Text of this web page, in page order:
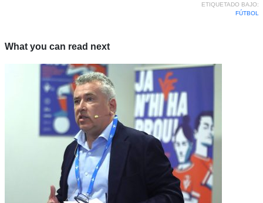
ETIQUETADO BAJO:
FÚTBOL
What you can read next